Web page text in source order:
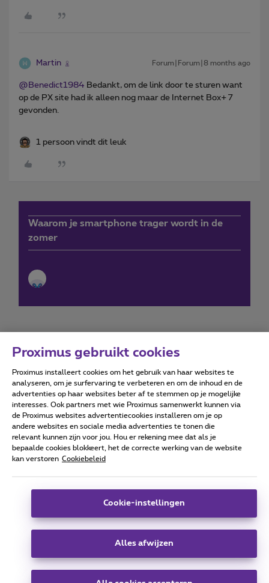
Martin Forum|Forum|8 months ago
@Benedict1984 Bedankt, om de link door te sturen want
op de PX site had ik alleen nog maar de Internet Box+ 7
gevonden.
1 persoon vindt dit leuk
Waarom je smartphone trager wordt in de
zomer
Forumvoorwaarden Accessibility statement
Alle rechten voorbehouden. © Proximus
Algemene voorwaarden, consumenteninfo
Deze website is gecreëerd en wordt beheerd conform het
Koning Albert II-laan 27 - B-1030 Brussel.
Carrier & Wholesale Solutions
Proximus gebruikt cookies
Proximus installeert cookies om het gebruik van haar websites te
analyseren, om je surfervaring te verbeteren en om de inhoud en de
advertenties op haar websites beter af te stemmen op je mogelijke
interesses. Ook partners met wie Proximus samenwerkt kunnen via
de Proximus websites advertentiecookies installeren om je op
andere websites en sociale media advertenties te tonen die
relevant kunnen zijn voor jou. Hou er rekening mee dat als je
bepaalde cookies blokkeert, het de correcte werking van de website
kan verstoren Cookiebeleid
Cookie-instellingen
Alles afwijzen